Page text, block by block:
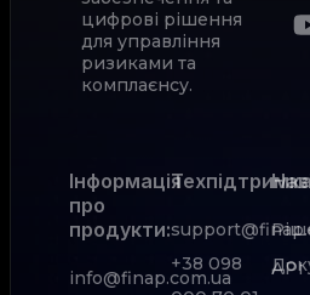
цифрові рішення
для управління
ризиками та
комплаєнсу.
Інформація
про
продукти:
info@finap.com.ua
+38 098
АРІ